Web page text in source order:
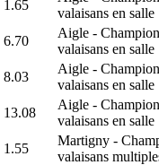
1.65
valaisans en salle
6.70
Aigle -
valaisans en salle
8.03
Aigle -
valaisans en salle
13.08
Aigle -
valaisans en salle
1.55
Martigny -
valaisans